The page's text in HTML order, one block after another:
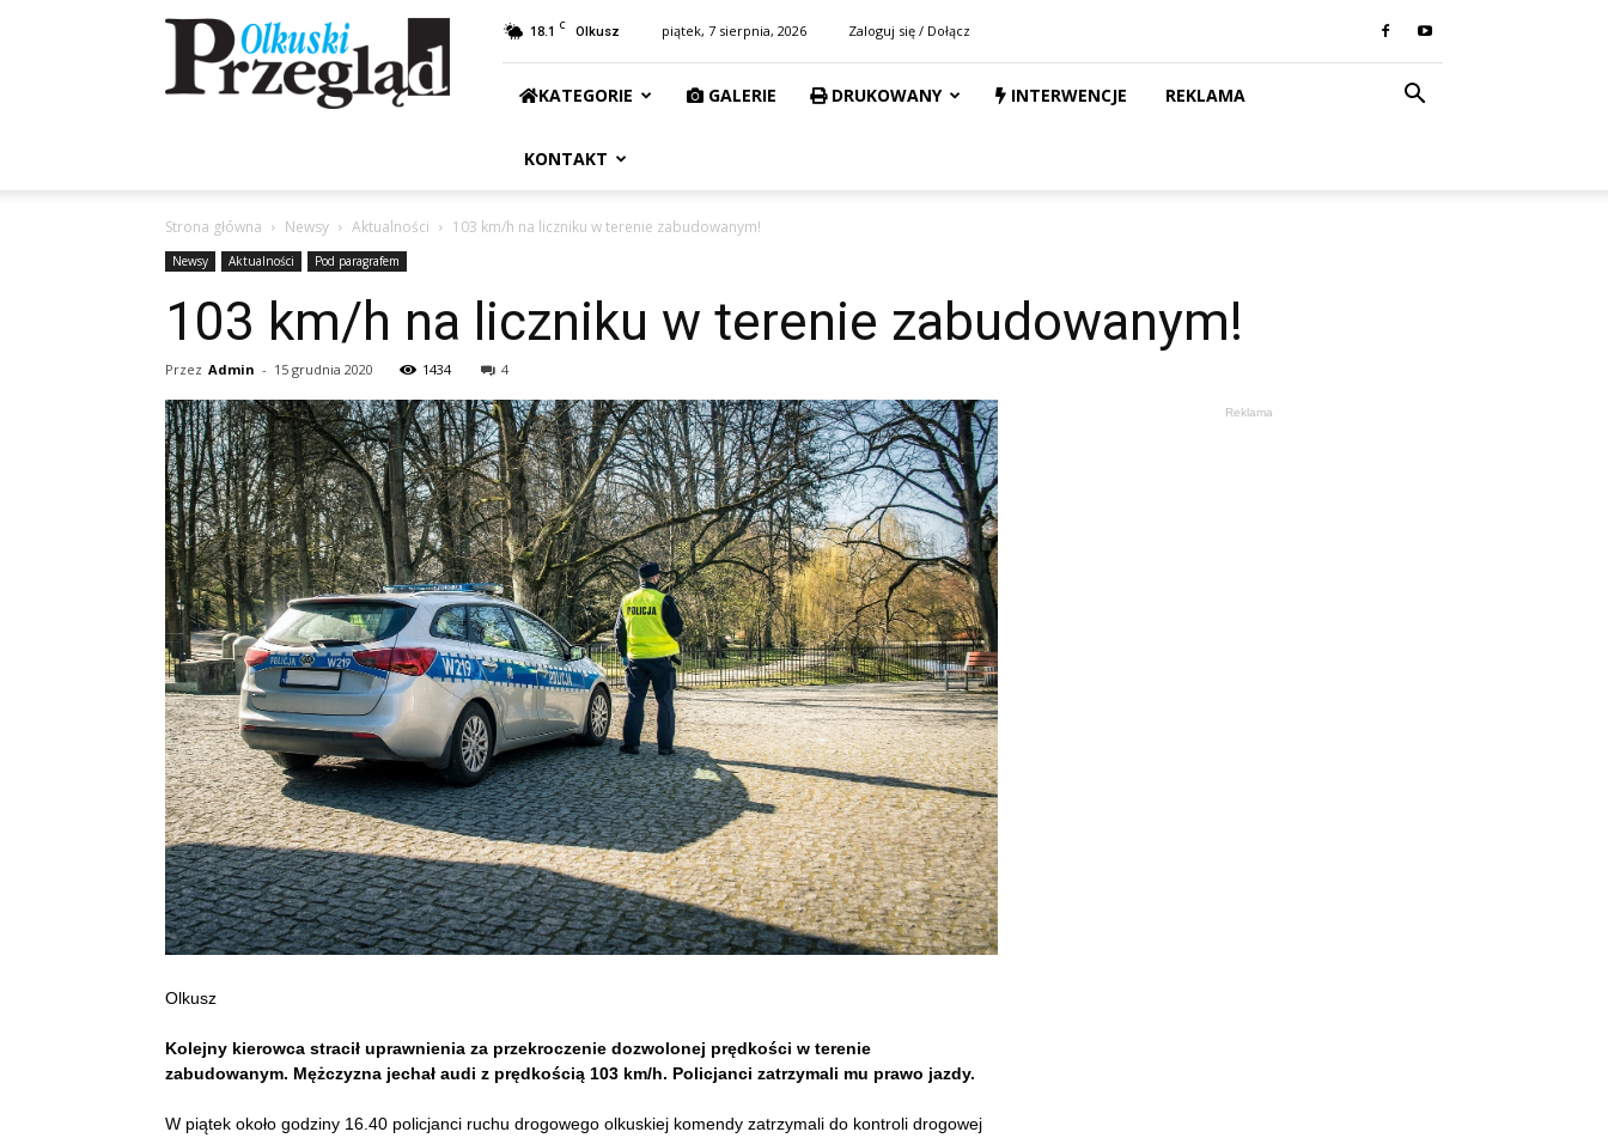
Przegląd
Olkuski
18.1 C Olkusz piątek, 7 sierpnia, 2026 Zaloguj się / Dołącz
KATEGORIE GALERIE DRUKOWANY INTERWENCJE REKLAMA
KONTAKT
Strona główna Newsy Aktualności 103 km/h na liczniku w terenie zabudowanym!
Newsy Aktualności Pod paragrafem
103 km/h na liczniku w terenie zabudowanym!
Przez Admin - 15 grudnia 2020 1434 4
Olkusz
Kolejny kierowca stracił uprawnienia za przekroczenie dozwolonej prędkości w terenie
zabudowanym. Mężczyzna jechał audi z prędkością 103 km/h. Policjanci zatrzymali mu prawo jazdy.
W piątek około godziny 16.40 policjanci ruchu drogowego olkuskiej komendy zatrzymali do kontroli drogowej
Reklama